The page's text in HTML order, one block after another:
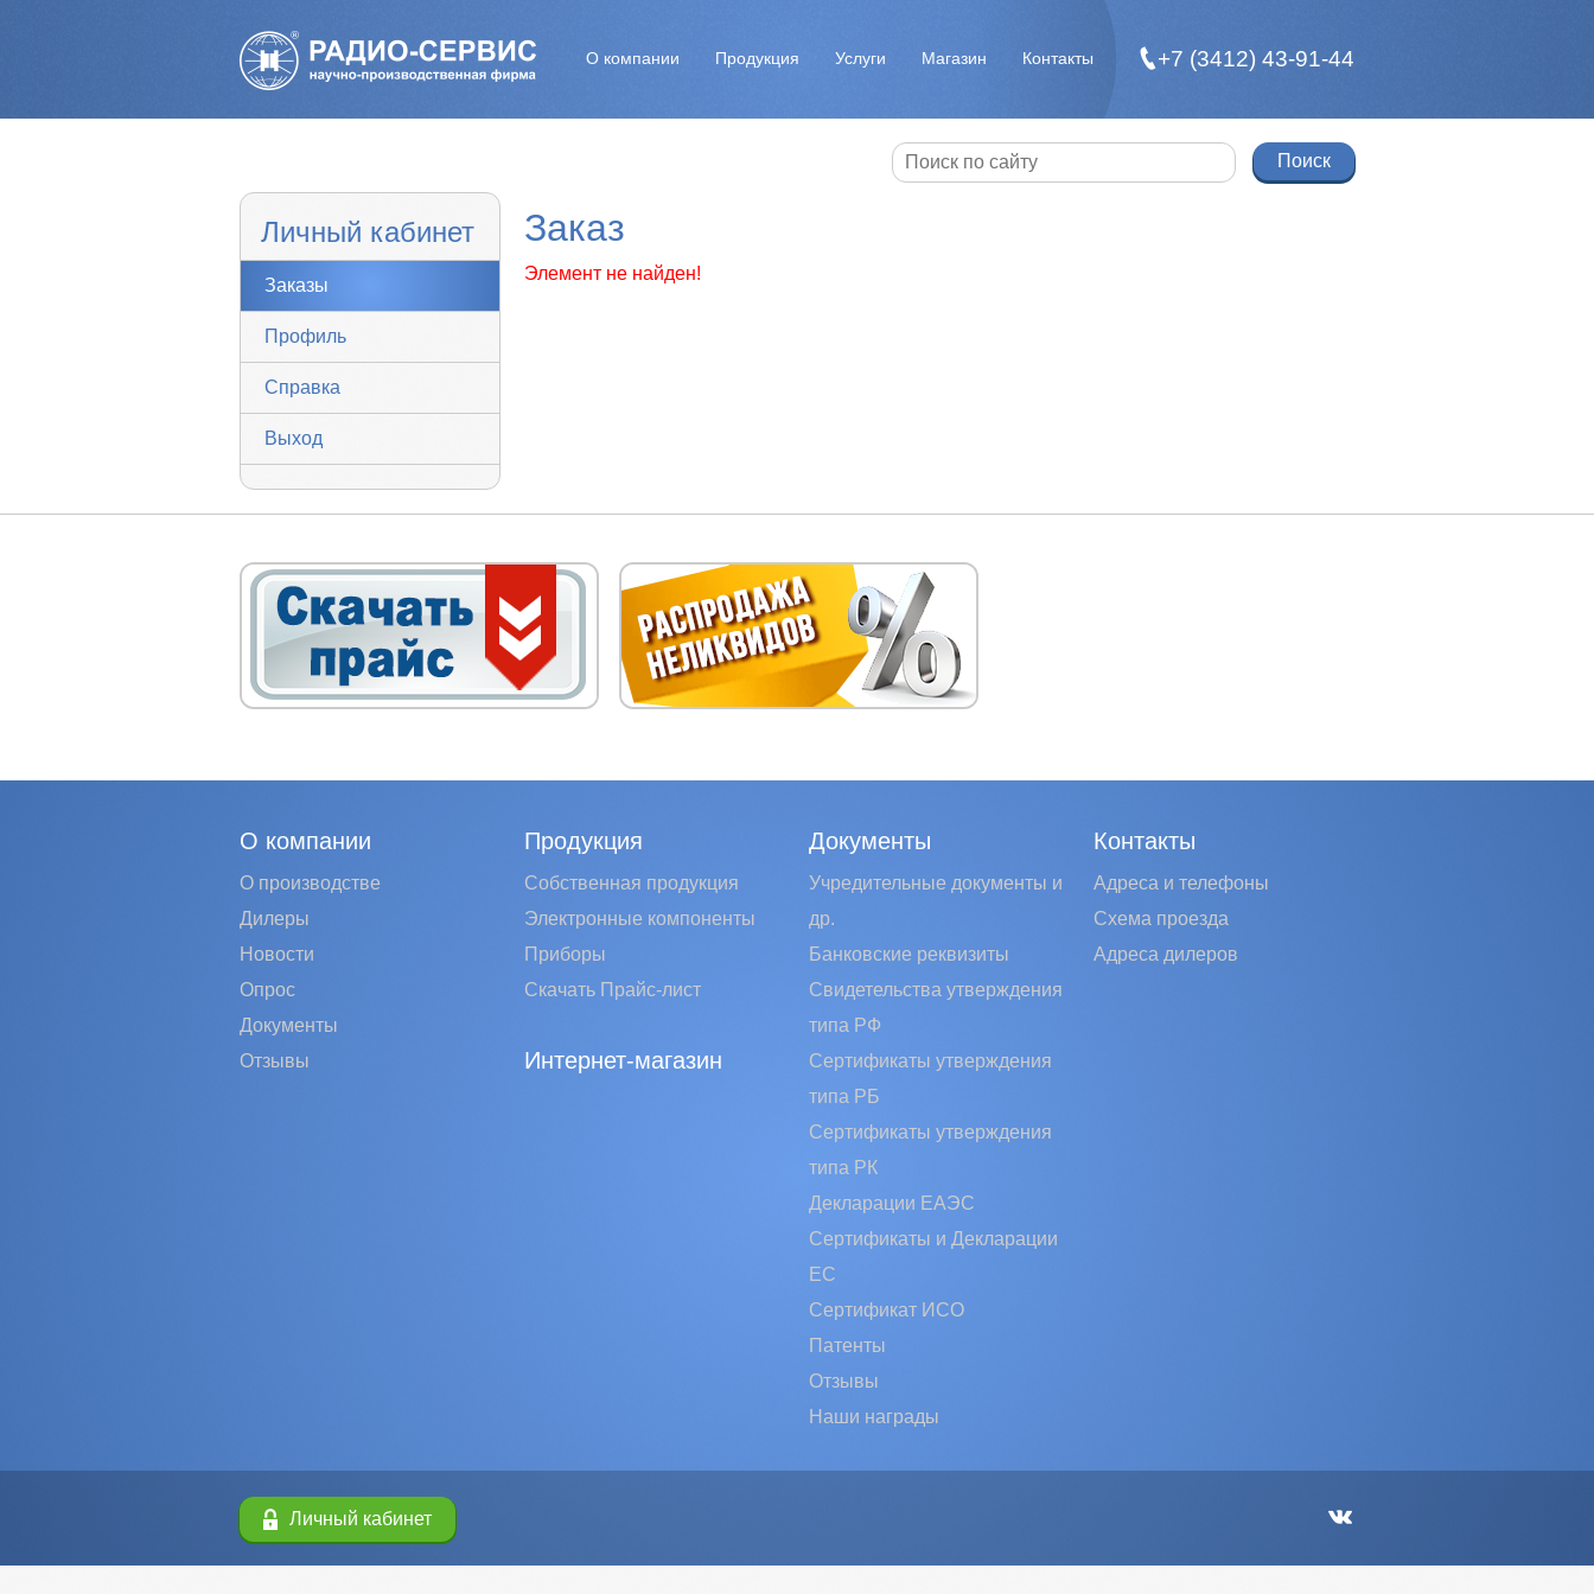
О компании Продукция Услуги Магазин Контакты +7 (3412) 43-91-44
Личный кабинет
Заказы
Профиль
Справка
Выход
Заказ
Элемент не найден!
О компании
О производстве
Дилеры
Новости
Опрос
Документы
Отзывы
Продукция
Собственная продукция
Электронные компоненты
Приборы
Скачать Прайс-лист
Интернет-магазин
Документы
Учредительные документы и
др.
Банковские реквизиты
Свидетельства утверждения
типа РФ
Сертификаты утверждения
типа РБ
Сертификаты утверждения
типа РК
Декларации ЕАЭС
Сертификаты и Декларации
EC
Сертификат ИСО
Патенты
Отзывы
Наши награды
Контакты
Адреса и телефоны
Схема проезда
Адреса дилеров
Личный кабинет